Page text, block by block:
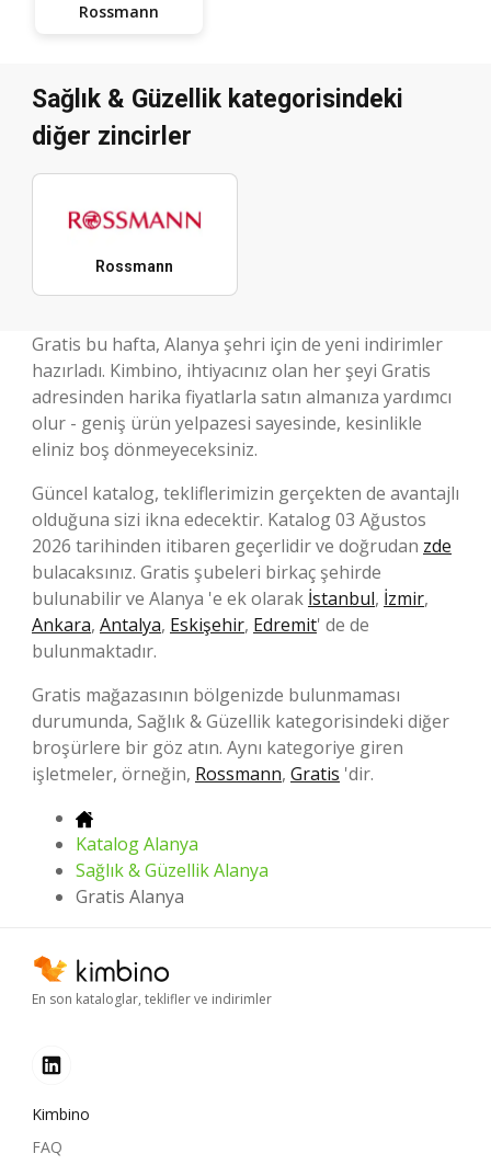
Rossmann
Sağlık & Güzellik kategorisindeki
diğer zincirler
Rossmann
Gratis bu hafta, Alanya şehri için de yeni indirimler
hazırladı. Kimbino, ihtiyacınız olan her şeyi Gratis
adresinden harika fiyatlarla satın almanıza yardımcı
olur - geniş ürün yelpazesi sayesinde, kesinlikle
eliniz boş dönmeyeceksiniz.
Güncel katalog, tekliflerimizin gerçekten de avantajlı
olduğuna sizi ikna edecektir. Katalog 03 Ağustos
2026 tarihinden itibaren geçerlidir ve doğrudan zde
bulacaksınız. Gratis şubeleri birkaç şehirde
bulunabilir ve Alanya 'e ek olarak İstanbul, İzmir,
Ankara, Antalya, Eskişehir, Edremit' de de
bulunmaktadır.
Gratis mağazasının bölgenizde bulunmaması
durumunda, Sağlık & Güzellik kategorisindeki diğer
broşürlere bir göz atın. Aynı kategoriye giren
işletmeler, örneğin, Rossmann, Gratis 'dir.
Katalog Alanya
Sağlık & Güzellik Alanya
Gratis Alanya
En son kataloglar, teklifler ve indirimler
Kimbino
FAQ